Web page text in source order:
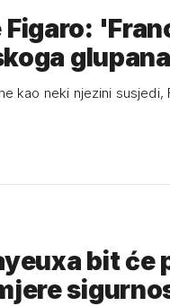
kao neki njezini susjedi,
bit će